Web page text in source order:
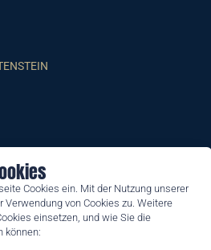
Cookies ein. Mit der Nutzung unserer
von Cookies zu. Weitere
einsetzen, und wie Sie die
können: